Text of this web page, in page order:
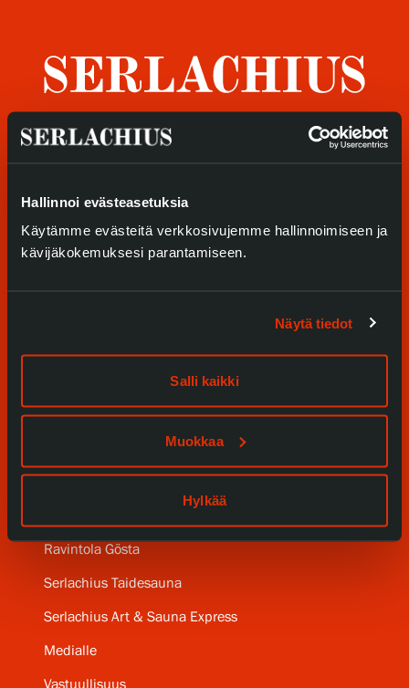
Hallinnoi evästeasetuksia
Käytämme evästeitä verkkosivujemme hallinnoimiseen ja
kävijäkokemuksesi parantamiseen.
Näytä tiedot
Salli kaikki
Muokkaa
Hylkää
Verkkokauppa
Näyttelyt
Tapahtumat
Serlachius Residenssi
SERLACHIUS+
Gösta Serlachiuksen taidesäätiö
Ravintola Gösta
Serlachius Taidesauna
Serlachius Art & Sauna Express
Medialle